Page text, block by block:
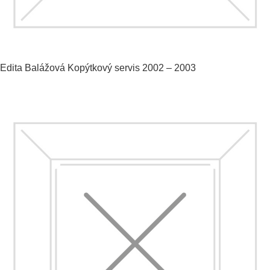
Edita Balážová Kopýtkový servis 2002 – 2003